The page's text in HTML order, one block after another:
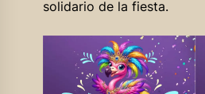
solidario de la fiesta.